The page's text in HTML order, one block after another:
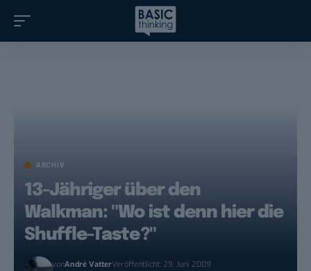
ARCHIV
13-Jähriger über den
Walkman: "Wo ist denn hier die
Shuffle-Taste?"
vonAndré VatterVeröffentlicht: 29. Juni 2009